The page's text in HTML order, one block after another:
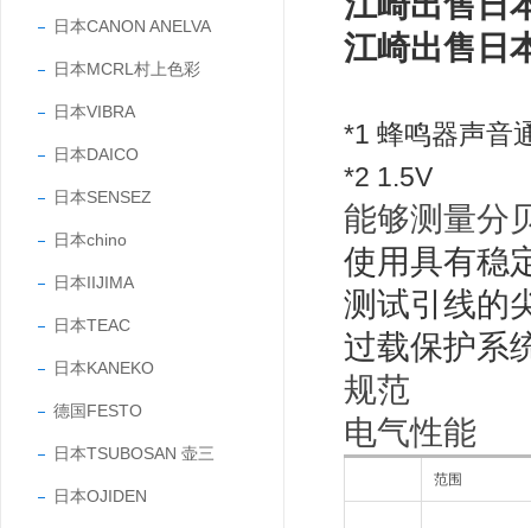
日本CANON ANELVA
日本MCRL村上色彩
日本VIBRA
日本DAICO
日本SENSEZ
日本chino
日本IIJIMA
日本TEAC
日本KANEKO
德国FESTO
日本TSUBOSAN 壶三
日本OJIDEN
江崎出售日
*1 蜂鸣器声音
*2 1.5V
能够测量分
使用具有稳
测试引线的
过载保护系
规范
电气性能
范围